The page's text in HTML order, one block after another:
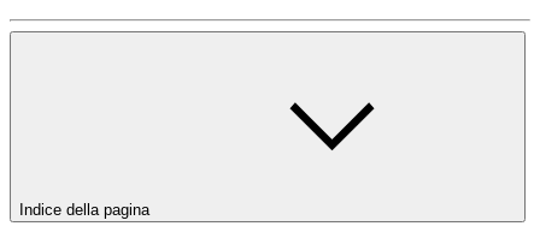
Indice della pagina